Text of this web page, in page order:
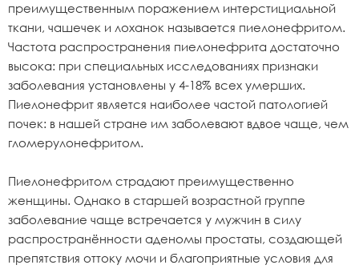
преимущественным поражением интерстициальной
ткани, чашечек и лоханок называется пиелонефритом.
Частота распространения пиелонефрита достаточно
высока: при специальных исследованиях признаки
заболевания установлены у 4-18% всех умерших.
Пиелонефрит является наиболее частой патологией
почек: в нашей стране им заболевают вдвое чаще, чем
гломерулонефритом.
Пиелонефритом страдают преимущественно
женщины. Однако в старшей возрастной группе
заболевание чаще встречается у мужчин в силу
распространённости аденомы простаты, создающей
препятствия оттоку мочи и благоприятные условия для